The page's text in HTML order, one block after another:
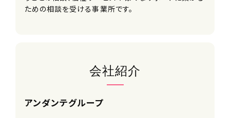
■神奈川県外への転勤なし
■副業可
・関連資格全額補助
ための相談を受ける事業所です。
会社紹介
アンダンテグループ